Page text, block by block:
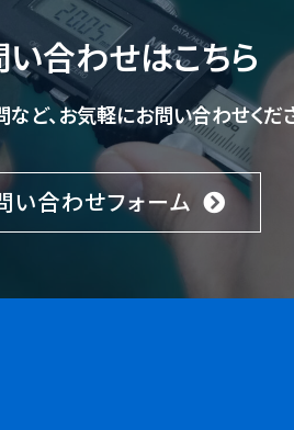
合わせはこちら
ど、お気軽にお問い合わせくだ
い合わせフォーム